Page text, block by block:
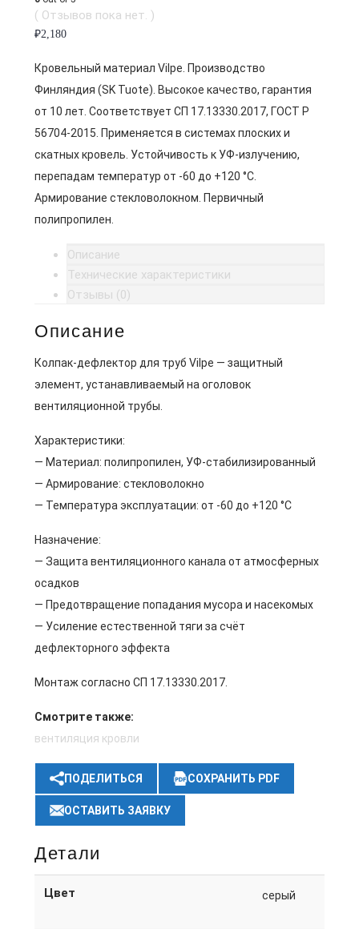
( Отзывов пока нет. )
₽2,180
Кровельный материал Vilpe. Производство
Финляндия (SK Tuote). Высокое качество, гарантия
от 10 лет. Соответствует СП 17.13330.2017, ГОСТ Р
56704-2015. Применяется в системах плоских и
скатных кровель. Устойчивость к УФ-излучению,
перепадам температур от -60 до +120 °C.
Армирование стекловолокном. Первичный
полипропилен.
Описание
Технические характеристики
Отзывы (0)
Описание
Колпак-дефлектор для труб Vilpe — защитный
элемент, устанавливаемый на оголовок
вентиляционной трубы.
Характеристики:
— Материал: полипропилен, УФ-стабилизированный
— Армирование: стекловолокно
— Температура эксплуатации: от -60 до +120 °C
Назначение:
— Защита вентиляционного канала от атмосферных
осадков
— Предотвращение попадания мусора и насекомых
— Усиление естественной тяги за счёт
дефлекторного эффекта
Монтаж согласно СП 17.13330.2017.
Смотрите также:
вентиляция кровли
ПОДЕЛИТЬСЯ СОХРАНИТЬ PDF
ОСТАВИТЬ ЗАЯВКУ
Детали
Цвет серый